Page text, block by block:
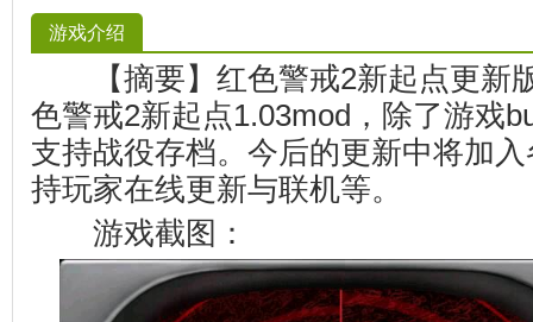
游戏介绍
【摘要】红色警戒2新起点更新
色警戒2新起点1.03mod，除了游戏
支持战役存档。今后的更新中将加
持玩家在线更新与联机等。
游戏截图：